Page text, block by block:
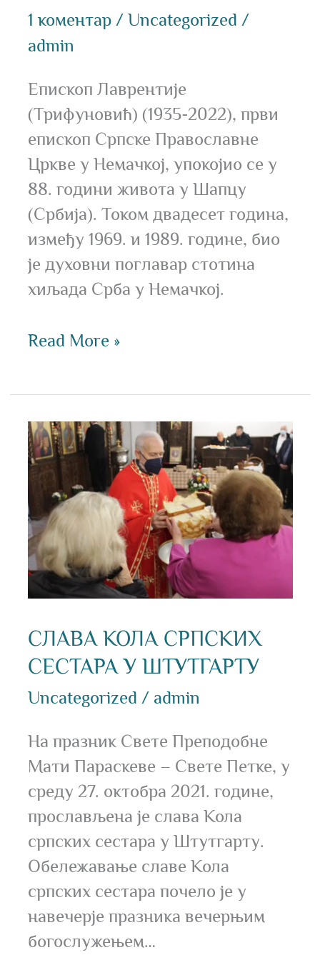
1 коментар / Uncategorized /
admin
Епископ Лаврентије
(Трифуновић) (1935-2022), први
епископ Српске Православне
Цркве у Немачкој, упокојио се у
88. години живота у Шапцу
(Србија). Током двадесет година,
између 1969. и 1989. године, био
је духовни поглавар стотина
хиљада Срба у Немачкој.
Read More »
СЛАВА КОЛА СРПСКИХ
СЕСТАРА У ШТУТГАРТУ
Uncategorized / admin
На празник Свете Преподобне
Мати Параскеве – Свете Петке, у
среду 27. октобра 2021. године,
прослављена је слава Кола
српских сестара у Штутгарту.
Обележавање славе Кола
српских сестара почело је у
навечерје празника вечерњим
богослужењем…
СЛАВА
КОЛА
СРПСКИХ
СЕСТАРА
У
ШТУТГАРТУ